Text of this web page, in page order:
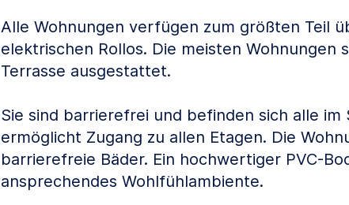
Alle Wohnungen verfügen zum größten Teil
elektrischen Rollos. Die meisten Wohnungen
Terrasse ausgestattet.
Sie sind barrierefrei und befinden sich alle im
ermöglicht Zugang zu allen Etagen. Die
barrierefreie Bäder. Ein hochwertiger PVC-
ansprechendes Wohlfühlambiente.